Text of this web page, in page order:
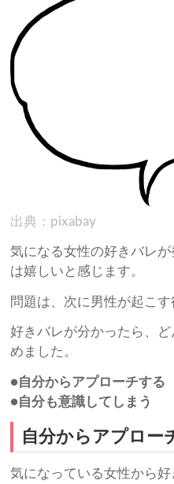
出典：pixabay
気になる女性の好きバレ
は嬉しいと感じます。
問題は、次に男性が起こす
好きバレが分かったら、
めました。
●自分からアプローチする
●自分も意識してしまう
自分からアプロー
気になっている女性から